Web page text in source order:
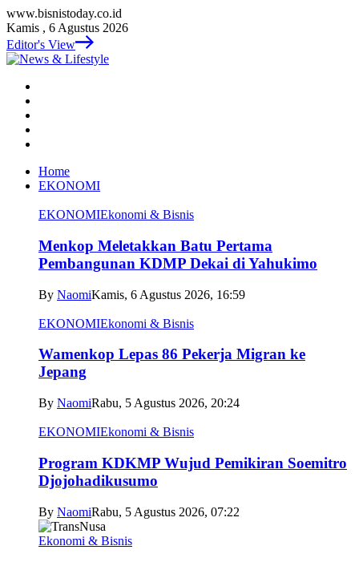
www.bisnistoday.co.id
Kamis , 6 Agustus 2026
Editor's View
Home
EKONOMI
EKONOMIEkonomi & Bisnis
Menkop Meletakkan Batu Pertama
Pembangunan KDMP Dekai di Yahukimo
By NaomiKamis, 6 Agustus 2026, 16:59
EKONOMIEkonomi & Bisnis
Wamenkop Lepas 86 Pekerja Migran ke
Jepang
By NaomiRabu, 5 Agustus 2026, 20:24
EKONOMIEkonomi & Bisnis
Program KDKMP Wujud Pemikiran Soemitro
Djojohadikusumo
By NaomiRabu, 5 Agustus 2026, 07:22
Ekonomi & Bisnis